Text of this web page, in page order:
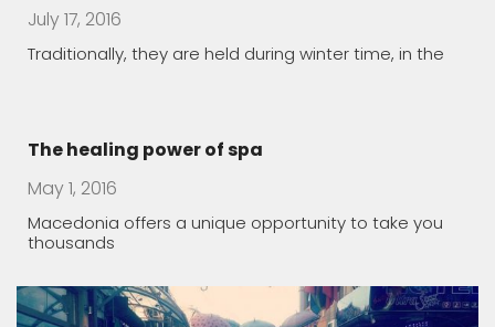
July 17, 2016
Traditionally, they are held during winter time, in the
The healing power of spa
May 1, 2016
Macedonia offers a unique opportunity to take you
thousands